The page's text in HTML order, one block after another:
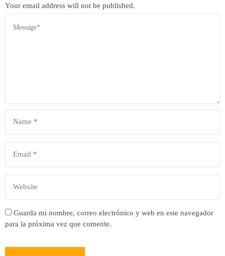
Your email address will not be published.
Guarda mi nombre, correo electrónico y web en este navegador
para la próxima vez que comente.